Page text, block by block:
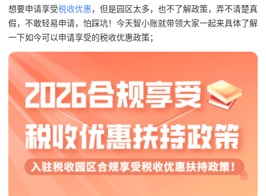
想要申请享受税收优惠，但是园区太多，也不了解政策，弄不清楚真
假，不敢轻易申请，怕踩坑！今天智小账就带领大家一起来具体了解
一下如今可以申请享受的税收优惠政策；